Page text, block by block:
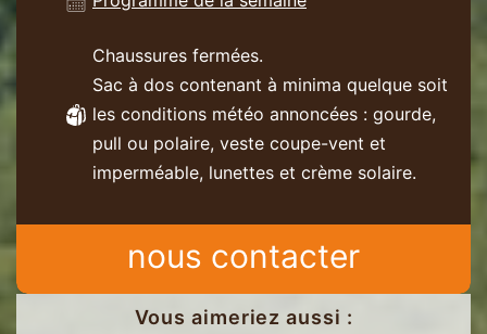
Chaussures fermées.
Sac à dos contenant à minima quelque soit
les conditions météo annoncées : gourde,
pull ou polaire, veste coupe-vent et
imperméable, lunettes et crème solaire.
nous contacter
Vous aimeriez aussi :